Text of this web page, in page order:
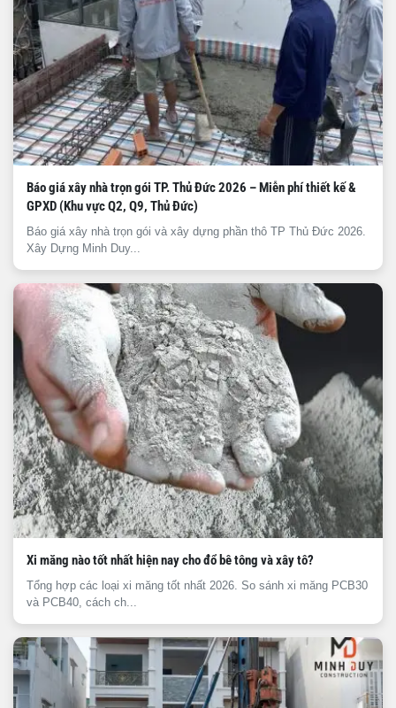
Báo giá xây nhà trọn gói TP. Thủ Đức 2026 – Miễn phí thiết kế &
GPXD (Khu vực Q2, Q9, Thủ Đức)
Báo giá xây nhà trọn gói và xây dựng phần thô TP Thủ Đức 2026.
Xây Dựng Minh Duy...
Xi măng nào tốt nhất hiện nay cho đổ bê tông và xây tô?
Tổng hợp các loại xi măng tốt nhất 2026. So sánh xi măng PCB30
và PCB40, cách ch...